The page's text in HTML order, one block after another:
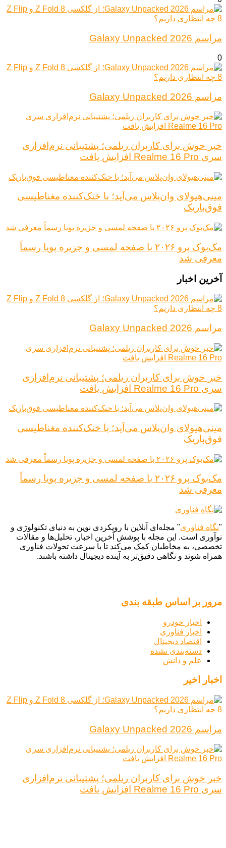
مراسم Galaxy Unpacked 2026
0
مراسم Galaxy Unpacked 2026
خبر خوش برای کاربران ریلمی؛ پشتیبانی نرم‌افزاری
سری Realme 16 Pro افزایش یافت
مینی‌هیولای وان‌پلاس می‌آید؛ با خنک‌کننده مغناطیسی
فوق‌باریک
مک‌بوک پرو ۲۰۲۶ با صفحه لمسی و جزیره پویا رسماً
معرفی شد
آخرین اخبار
مراسم Galaxy Unpacked 2026
خبر خوش برای کاربران ریلمی؛ پشتیبانی نرم‌افزاری
سری Realme 16 Pro افزایش یافت
مینی‌هیولای وان‌پلاس می‌آید؛ با خنک‌کننده مغناطیسی
فوق‌باریک
مک‌بوک پرو ۲۰۲۶ با صفحه لمسی و جزیره پویا رسماً
معرفی شد
"نگاه فناوری" مجله‌ای آنلاین با رویکردی نوین به دنیای تکنولوژی و
نوآوری است. این مجله با پوشش آخرین اخبار، تحلیل‌ها و مقالات
تخصصی، به مخاطبان کمک می‌کند تا با سرعت تحولات فناوری
همراه شوند و نگاهی دقیق‌تر به آینده دیجیتال داشته باشند.
مرور بر اساس طبقه بندی
اخبار خودرو
اخبار فناوری
اقتصاد دیجیتال
دسته‌بندی نشده
علم و دانش
اخبار اخیر
مراسم Galaxy Unpacked 2026
خبر خوش برای کاربران ریلمی؛ پشتیبانی نرم‌افزاری
سری Realme 16 Pro افزایش یافت